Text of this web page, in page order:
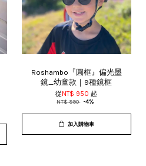
Roshambo『圓框』偏光墨
鏡_幼童款｜9種鏡框
從 NT$ 950起
NT$ 990 -4%
加入購物車